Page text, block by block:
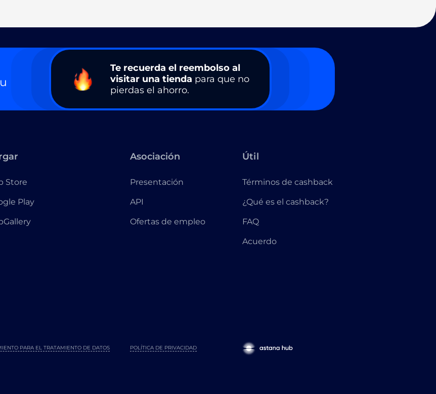
Te recuerda el reembolso al
visitar una tienda para que no
pierdas el ahorro.
Store
Play
Asociación
Presentación
API
Ofertas de empleo
Útil
Términos de cashback
¿Qué es el cashback?
FAQ
Acuerdo
POLÍTICA DE PRIVACIDAD
PARA EL TRATAMIENTO DE DATOS